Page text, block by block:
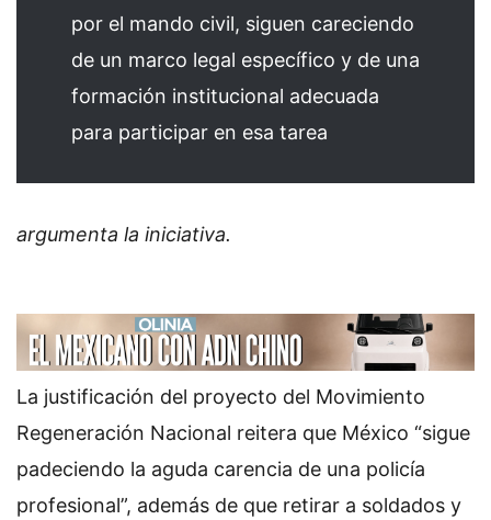
por el mando civil, siguen careciendo
de un marco legal específico y de una
formación institucional adecuada
para participar en esa tarea
argumenta la iniciativa.
La justificación del proyecto del Movimiento
Regeneración Nacional reitera que México “sigue
padeciendo la aguda carencia de una policía
profesional”, además de que retirar a soldados y